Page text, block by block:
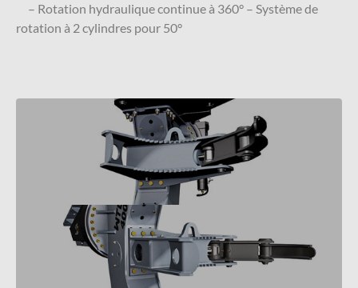
– Rotation hydraulique continue à 360° – Système de
rotation à 2 cylindres pour 50°